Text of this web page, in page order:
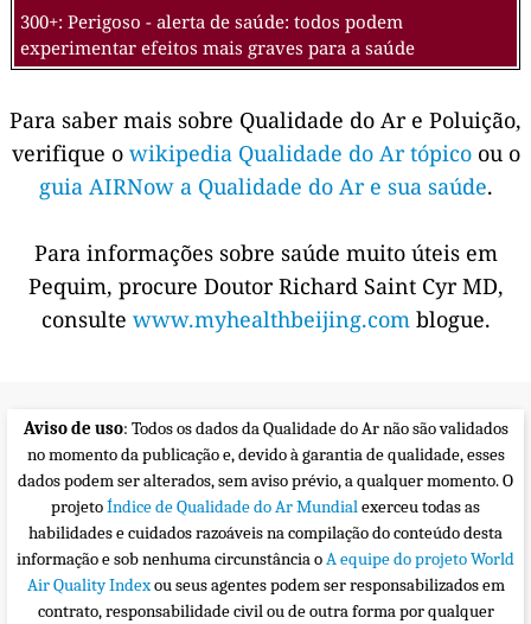
300+: Perigoso - alerta de saúde: todos podem
experimentar efeitos mais graves para a saúde
Para saber mais sobre Qualidade do Ar e Poluição,
verifique o wikipedia Qualidade do Ar tópico ou o
guia AIRNow a Qualidade do Ar e sua saúde.
Para informações sobre saúde muito úteis em
Pequim, procure Doutor Richard Saint Cyr MD,
consulte www.myhealthbeijing.com blogue.
Aviso de uso: Todos os dados da Qualidade do Ar não são validados
no momento da publicação e, devido à garantia de qualidade, esses
dados podem ser alterados, sem aviso prévio, a qualquer momento. O
projetoÍndice de Qualidade do Ar Mundialexerceu todas as
habilidades e cuidados razoáveis na compilação do conteúdo desta
informação e sob nenhuma circunstância oA equipe do projeto World
Air Quality Indexou seus agentes podem ser responsabilizados em
contrato, responsabilidade civil ou de outra forma por qualquer